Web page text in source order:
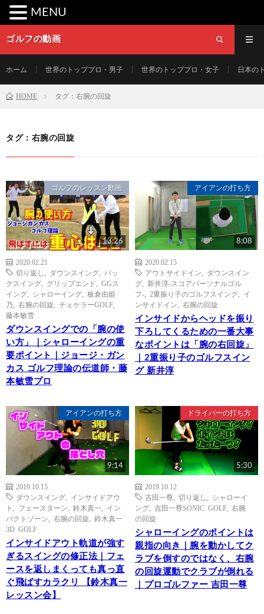
ゴルフの動画
ホーム 世界のトッププロ・男子 世界のトッププロ・女子 日本の
HOME タグ：右腕の回旋
タグ：右腕の回旋
ゴルフのレッスン動画
13:26
2020.02.21
切り返し
ダウンスイング
バッ
クスイング
グリップエンド
GGス
イング
シャローイング
板倉由姫
乃
右腕の回旋 チェケラーGOLF,
藤本敏雪
ダウンスイングでの「腕の使
い方」｜シャローイングの重
要ポイント｜ジョージ・ガン
カス ゴルフ理論の伝道師・藤
本敏雪プロ
アイアンの打ち方
8:08
2020.02.15
アウトサイドイン
ダウンスイン
グ
新井淳-スコアパーソナルゴル
フ-
2重振り子のゴルフスイング
イ
ンサイドイン
右腕の回旋
インサイドからヘッドを振り
下ろしてくるための一番大事
なポイントは「腕の右回旋」
｜2重振り子のゴルフスイン
グ 新井淳
アイアンの打ち方
9:14
2019.10.15
ダウンスイング
インサイドアウ
ト
フェースターン 鈴木真一
イン
パクトゾーン
右腕の回旋
鈴木真一
3D GOLF
インサイドアウト軌道が強す
ぎるスイングの修正法｜フェ
ースを返しまくっても真っ直
ぐ飛ばすカラクリ 【鈴木真一
レッスン会】
ドライバーの打ち方
5:30
2019.10.12
吉田一尊
切り返し
シャローイ
ング
吉田一尊SONIC GOLF, 右腕
の回旋
シャローイングのポイントは
親指の向き｜腕を動かしてク
ラブを倒すのではなく、右腕
の回旋運動でクラブが倒れる
｜プロゴルファー 吉田一尊
MENU